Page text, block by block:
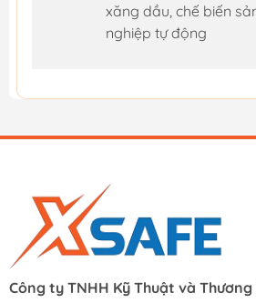
xăng dầu, chế biến
nghiệp tự động
Công ty TNHH Kỹ Thuật và Thương